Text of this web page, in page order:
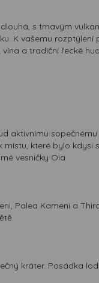
s tmavým
K vašemu rozptýlení
a tradiční řecké
aktivnímu
které bylo kdysi
vesničky Oia
Palea Kameni a
kráter. Posádka